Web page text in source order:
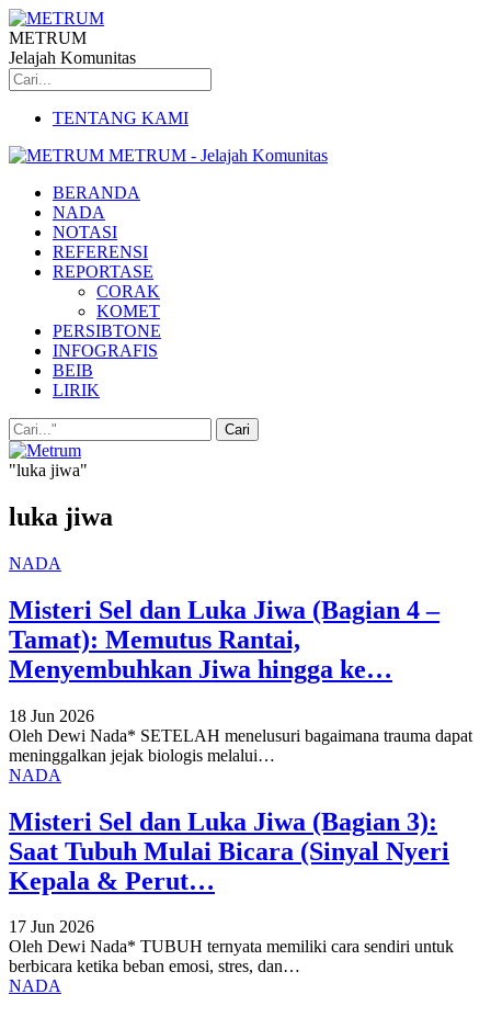
METRUM
Jelajah Komunitas
TENTANG KAMI
METRUM - Jelajah Komunitas
BERANDA
NADA
NOTASI
REFERENSI
REPORTASE
CORAK
KOMET
PERSIBTONE
INFOGRAFIS
BEIB
LIRIK
"luka jiwa"
luka jiwa
NADA
Misteri Sel dan Luka Jiwa (Bagian 4 –
Tamat): Memutus Rantai,
Menyembuhkan Jiwa hingga ke…
18 Jun 2026
Oleh Dewi Nada* SETELAH menelusuri bagaimana trauma dapat
meninggalkan jejak biologis melalui…
NADA
Misteri Sel dan Luka Jiwa (Bagian 3):
Saat Tubuh Mulai Bicara (Sinyal Nyeri
Kepala & Perut…
17 Jun 2026
Oleh Dewi Nada* TUBUH ternyata memiliki cara sendiri untuk
berbicara ketika beban emosi, stres, dan…
NADA